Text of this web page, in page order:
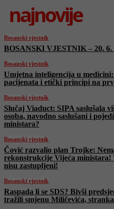
najnovije
Bosanski vjestnik
BOSANSKI VJESTNIK – 20. 6.
Bosanski vjestnik
Umjetna inteligencija u
pacijenata i etički principi na
Bosanski vjestnik
Slučaj Viaduct: SIPA saslušala
osoba, navodno saslušani i
ministara?
Bosanski vjestnik
Čović razvalio plan Trojke:
rekonstrukcije Vijeća ministara!
nisu zastupljeni!
Bosanski vjestnik
Raspada li se SDS? Bivši
tražili smjenu Miličevića,